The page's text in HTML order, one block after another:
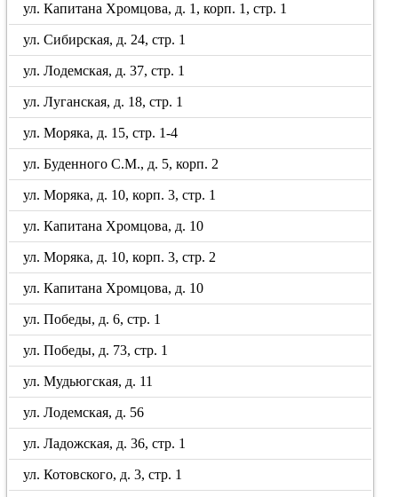
ул. Капитана Хромцова, д. 1, корп. 1, стр. 1
ул. Сибирская, д. 24, стр. 1
ул. Лодемская, д. 37, стр. 1
ул. Луганская, д. 18, стр. 1
ул. Моряка, д. 15, стр. 1-4
ул. Буденного С.М., д. 5, корп. 2
ул. Моряка, д. 10, корп. 3, стр. 1
ул. Капитана Хромцова, д. 10
ул. Моряка, д. 10, корп. 3, стр. 2
ул. Капитана Хромцова, д. 10
ул. Победы, д. 6, стр. 1
ул. Победы, д. 73, стр. 1
ул. Мудьюгская, д. 11
ул. Лодемская, д. 56
ул. Ладожская, д. 36, стр. 1
ул. Котовского, д. 3, стр. 1